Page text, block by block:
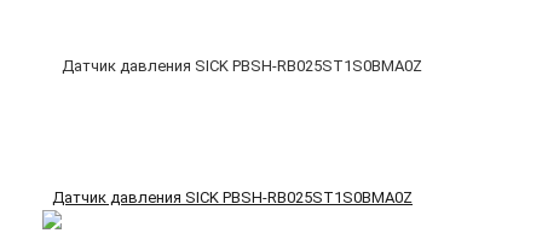
Датчик давления SICK PBSH-RB025ST1S0BMA0Z